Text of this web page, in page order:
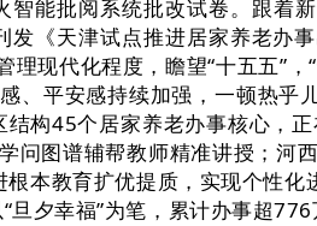
能批阅系统批改试卷。跟着
《天津试点推进居家养老办
现代化程度，瞻望“十五五”
、平安感持续加强，一顿热
构45个居家养老办事核心
图谱辅帮教师精准讲授；河
本教育扩优提质，实现个性化
夕幸福”为笔，累计办事超776